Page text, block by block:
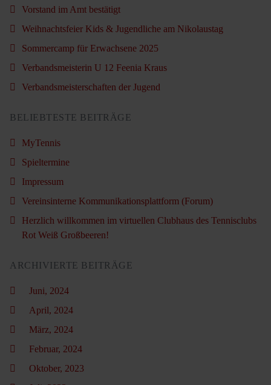
Vorstand im Amt bestätigt
Weihnachtsfeier Kids & Jugendliche am Nikolaustag
Sommercamp für Erwachsene 2025
Verbandsmeisterin U 12 Feenia Kraus
Verbandsmeisterschaften der Jugend
BELIEBTESTE BEITRÄGE
MyTennis
Spieltermine
Impressum
Vereinsinterne Kommunikationsplattform (Forum)
Herzlich willkommen im virtuellen Clubhaus des Tennisclubs
Rot Weiß Großbeeren!
ARCHIVIERTE BEITRÄGE
Juni, 2024
April, 2024
März, 2024
Februar, 2024
Oktober, 2023